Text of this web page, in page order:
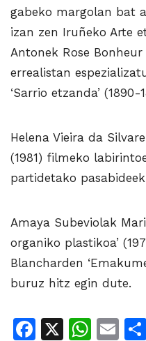
gabeko margolan bat
izan zen Iruñeko Arte
Antonek Rose
errealistan
‘Sarrio etzanda’
Helena Vieira da
(1981) filmeko
partidetako
Amaya Subeviolak
organiko plastikoa’
Blancharden
buruz hitz egin dute.
Facebook
X